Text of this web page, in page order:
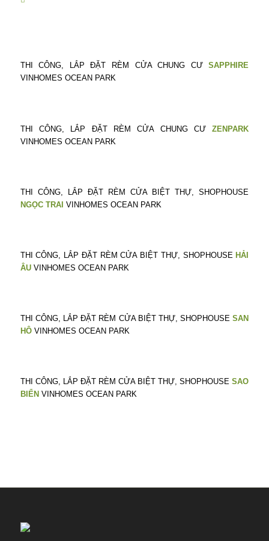
THI CÔNG, LẮP ĐẶT RÈM CỬA CHUNG CƯSAPPHIRE
VINHOMES OCEAN PARK
THI CÔNG, LẮP ĐẶT RÈM CỬA CHUNG CƯZENPARK
VINHOMES OCEAN PARK
THI CÔNG, LẮP ĐẶT RÈM CỬA BIỆT THỰ, SHOPHOUSE
NGỌC TRAI VINHOMES OCEAN PARK
THI CÔNG, LẮP ĐẶT RÈM CỬA BIỆT THỰ, SHOPHOUSE HẢI
ÂUVINHOMES OCEAN PARK
THI CÔNG, LẮP ĐẶT RÈM CỬA BIỆT THỰ, SHOPHOUSESAN
HÔVINHOMES OCEAN PARK
THI CÔNG, LẮP ĐẶT RÈM CỬA BIỆT THỰ, SHOPHOUSESAO
BIỂN VINHOMES OCEAN PARK